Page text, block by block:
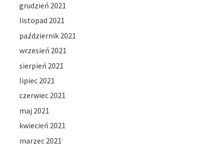
grudzień 2021
listopad 2021
październik 2021
wrzesień 2021
sierpień 2021
lipiec 2021
czerwiec 2021
maj 2021
kwiecień 2021
marzec 2021